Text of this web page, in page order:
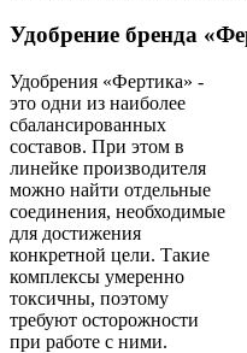
Удобрение бренда
Удобрения «Фертика» -
это одни из наиболее
сбалансированных
составов. При этом в
линейке производителя
можно найти отдельные
соединения, необходимые
для достижения
конкретной цели. Такие
комплексы умеренно
токсичны, поэтому
требуют осторожности
при работе с ними.